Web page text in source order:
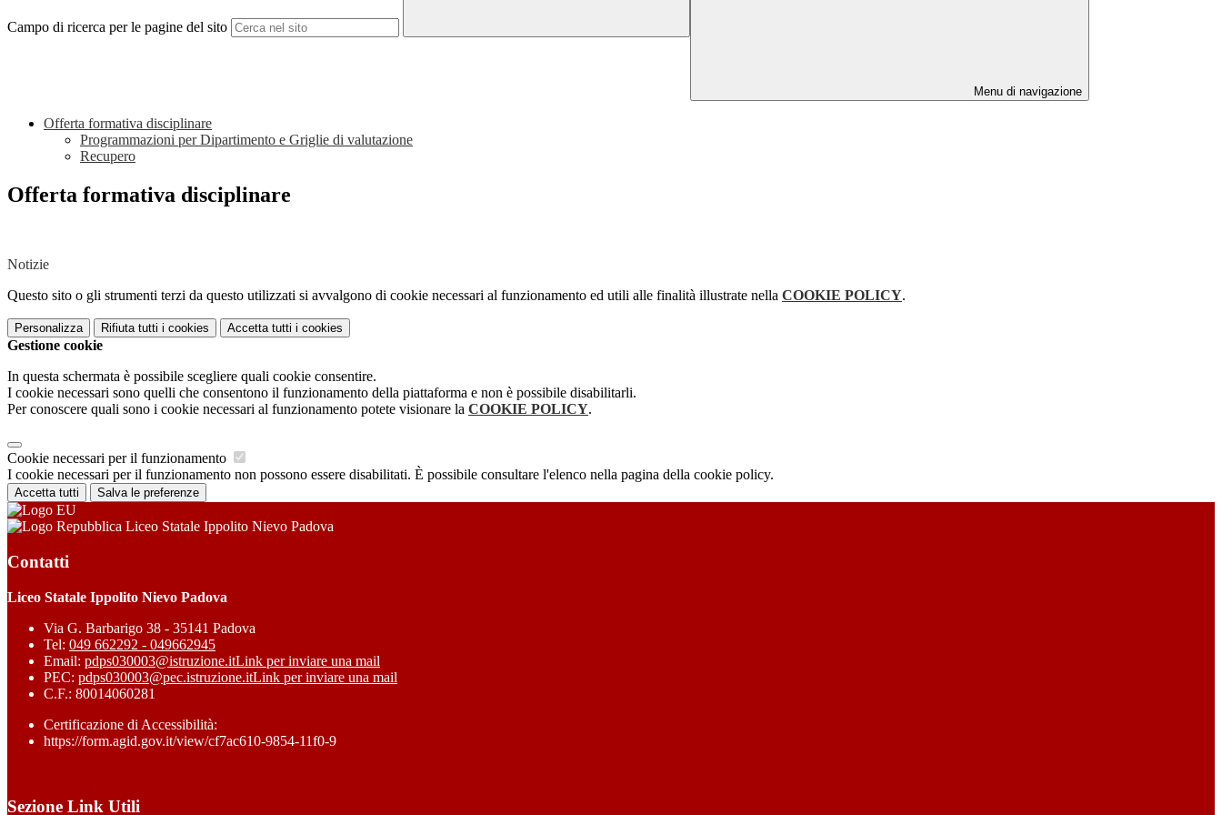
Campo di ricerca per le pagine del sito
Menu di navigazione
Offerta formativa disciplinare
Programmazioni per Dipartimento e Griglie di valutazione
Recupero
Offerta formativa disciplinare
Notizie
Questo sito o gli strumenti terzi da questo utilizzati si avvalgono di cookie necessari al funzionamento ed utili alle finalità illustrate nella COOKIE POLICY.
Personalizza Rifiuta tutti i cookies Accetta tutti i cookies
Gestione cookie
In questa schermata è possibile scegliere quali cookie consentire.
I cookie necessari sono quelli che consentono il funzionamento della piattaforma e non è possibile disabilitarli.
Per conoscere quali sono i cookie necessari al funzionamento potete visionare la COOKIE POLICY.
Cookie necessari per il funzionamento
I cookie necessari per il funzionamento non possono essere disabilitati. È possibile consultare l'elenco nella pagina della cookie policy.
Accetta tutti Salva le preferenze
Liceo Statale Ippolito Nievo Padova
Contatti
Liceo Statale Ippolito Nievo Padova
Via G. Barbarigo 38 - 35141 Padova
Tel: 049 662292 - 049662945
Email: pdps030003@istruzione.itLink per inviare una mail
PEC: pdps030003@pec.istruzione.itLink per inviare una mail
C.F.: 80014060281
Certificazione di Accessibilità:
https://form.agid.gov.it/view/cf7ac610-9854-11f0-9
Sezione Link Utili